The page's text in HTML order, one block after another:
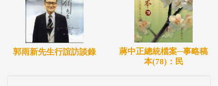
備的禮物，這些禮品即為本館重要的典藏來源。為
此，本館特別規劃了「總統的禮品」展區，分為五大
洲，藉由這些美術或工藝品為國人介紹世界各地不同
的歷史文化與人文風情。
郭雨新先生行誼訪談錄
蔣中正總統檔案─事略稿
本(78)：民